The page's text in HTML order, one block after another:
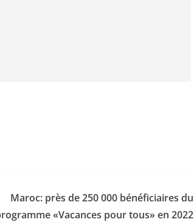
Maroc: près de 250 000 bénéficiaires du
«Vacances pour tous» en 2022